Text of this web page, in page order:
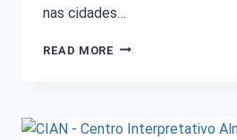
nas cidades…
READ MORE